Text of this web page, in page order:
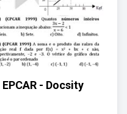
- Docsity